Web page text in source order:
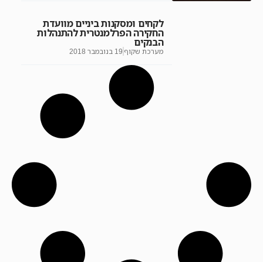
לקחים ומסקנות ביניים מוועדת
החקירה הפרלמנטרית להתנהלות
הבנקים
מערכת שקוף 19 בנובמבר 2018